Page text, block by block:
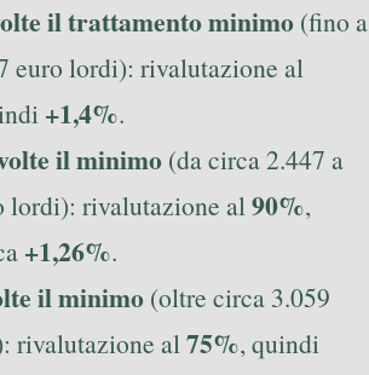
il trattamento minimo (fino a
euro lordi): rivalutazione al
+1,4%.
il minimo (da circa 2.447 a
lordi): rivalutazione al 90%,
+1,26%.
il minimo (oltre circa 3.059
rivalutazione al 75%, quindi